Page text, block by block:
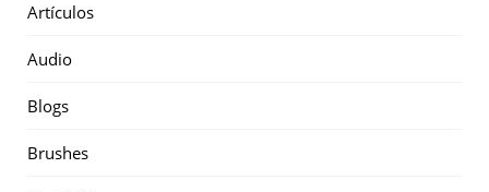
Artículos
Audio
Blogs
Brushes